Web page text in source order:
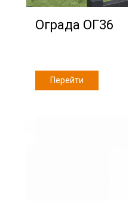
Ограда ОГ36
Перейти